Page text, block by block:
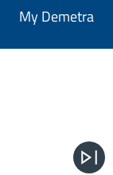
My Demetra